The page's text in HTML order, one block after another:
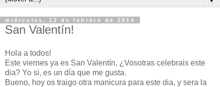
miércoles, 12 de febrero de 2014
San Valentín!
Hola a todos!
Este viernes ya es San Valentín, ¿Vosotras celebrais este
dia? Yo si, es un día que me gusta.
Bueno, hoy os traigo otra manicura para este dia, y sera la